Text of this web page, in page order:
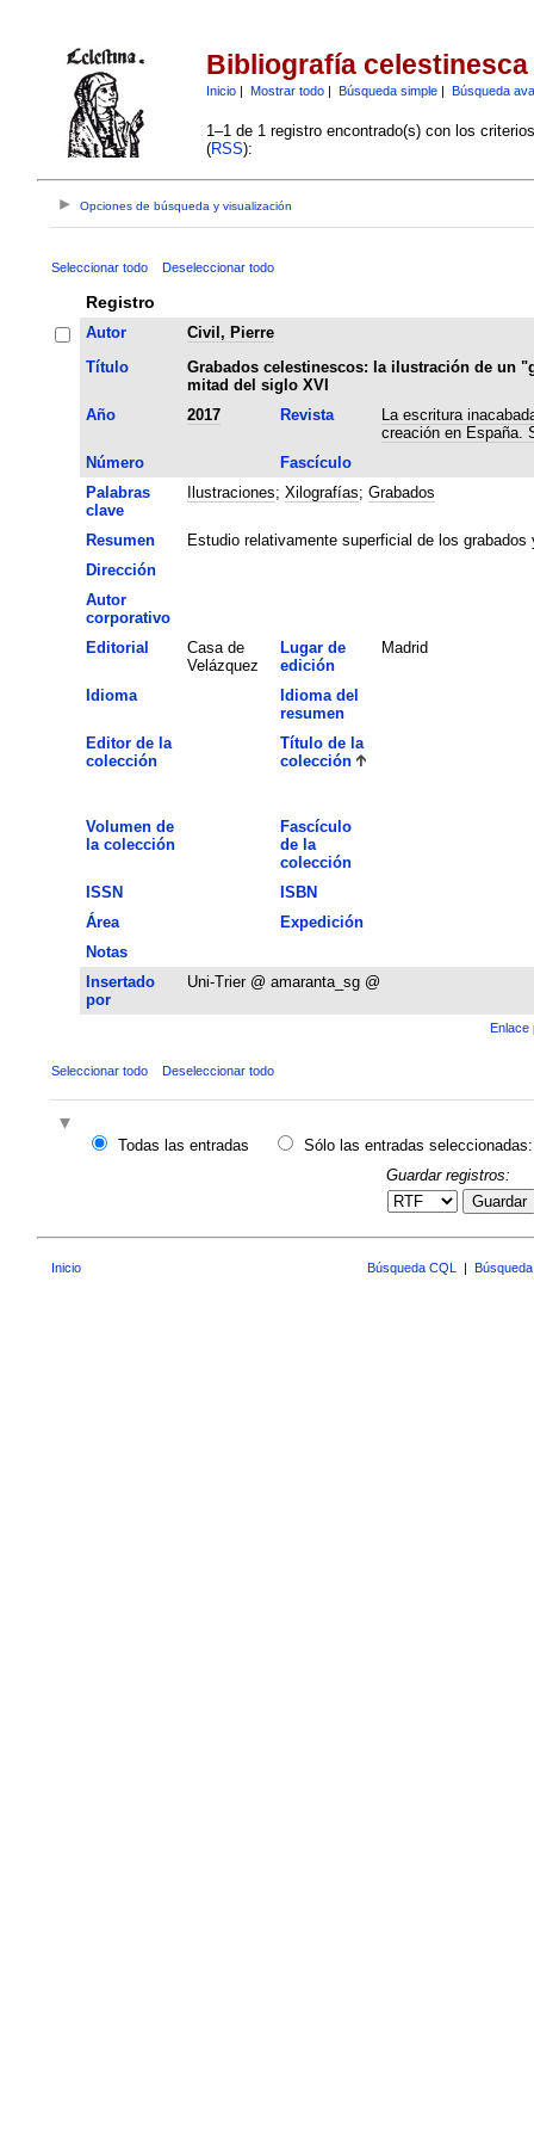
Bibliografía celestinesca
Inicio| Mostrar todo| Búsqueda simple| Búsqueda
1–1 de 1 registro encontrado(s) con los
(RSS):
Opciones de búsqueda y visualización
Seleccionar todo Deseleccionar todo
Registro
Autor
Civil, Pierre
Título
Grabados celestinescos: la ilustración de un
mitad del siglo XVI
Año
2017 Revista
La escritura
creación en España.
Número
Fascículo
Palabras
clave
Ilustraciones; Xilografías; Grabados
Resumen
Estudio relativamente superficial de los
Dirección
Autor
corporativo
Editorial
Casa de
Velázquez
Lugar de
edición
Madrid
Idioma
Idioma del
resumen
Editor de la
colección
Título de la
colección
Volumen de
la colección
Fascículo
de la
colección
ISSN
ISBN
Área
Expedición
Notas
Insertado
por
Uni-Trier @ amaranta_sg @
Enlace
Seleccionar todo Deseleccionar todo
Todas las entradas
Sólo las entradas seleccionadas:
Guardar registros:
Guardar
Inicio Búsqueda CQL